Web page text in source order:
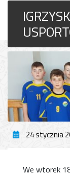
24 stycznia
We wtorek